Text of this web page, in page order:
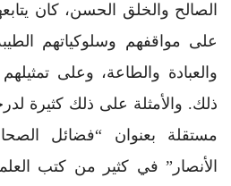
الصالح والخلق الحسن، كان
على مواقفهم وسلوكياتهم
والعبادة والطاعة، وعلى
ذلك. والأمثلة على ذلك كثيرة
مستقلة بعنوان “فضائل
الأنصار” في كثير من كتب